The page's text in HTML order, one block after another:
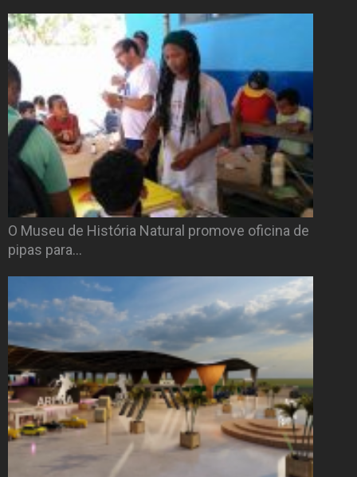
O Museu de História Natural promove oficina de
pipas para…